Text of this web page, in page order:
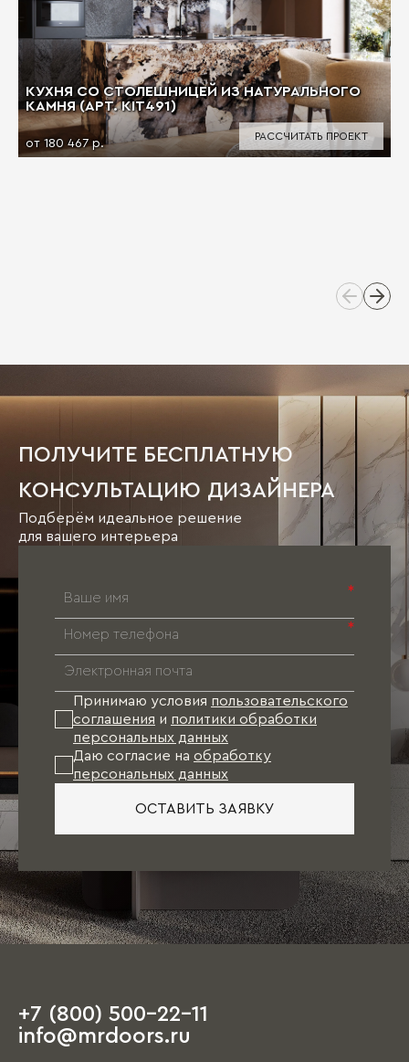
КУХНЯ СО СТОЛЕШНИЦЕЙ ИЗ НАТУРАЛЬНОГО
КАМНЯ (АРТ. KIT491)
от 180 467 р.
РАССЧИТАТЬ ПРОЕКТ
ПОЛУЧИТЕ БЕСПЛАТНУЮ
КОНСУЛЬТАЦИЮ ДИЗАЙНЕРА
Подберём идеальное решение
для вашего интерьера
*
*
Принимаю условия пользовательского
соглашения и политики обработки
персональных данных
Даю согласие на обработку
персональных данных
ОСТАВИТЬ ЗАЯВКУ
+7 (800) 500-22-11
info@mrdoors.ru